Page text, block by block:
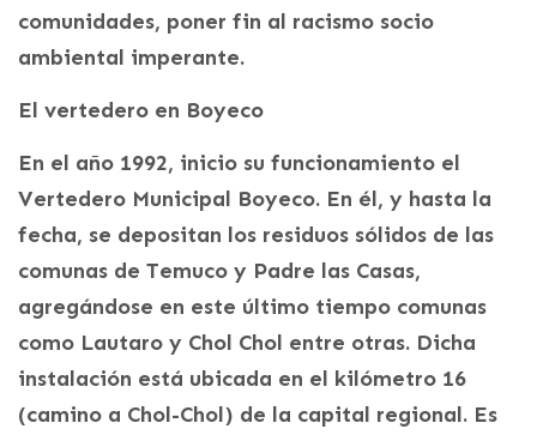
comunidades, poner fin al racismo socio
ambiental imperante.
El vertedero en Boyeco
En el año 1992, inicio su funcionamiento el
Vertedero Municipal Boyeco. En él, y hasta la
fecha, se depositan los residuos sólidos de las
comunas de Temuco y Padre las Casas,
agregándose en este último tiempo comunas
como Lautaro y Chol Chol entre otras. Dicha
instalación está ubicada en el kilómetro 16
(camino a Chol-Chol) de la capital regional. Es